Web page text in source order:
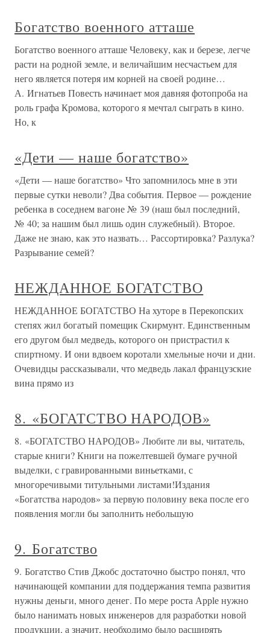
Богатство военного атташе
Богатство военного атташе Человеку, как и березе, легче
расти на родной земле, и величайшим несчастьем для
него является потеря им корней на своей родине…
А. Игнатьев Повесть начинает моя давняя фотопроба на
роль графа Кромова, которого я мечтал сыграть в кино.
Но, к
«Дети — наше богатство»
«Дети — наше богатство» Что запомнилось мне в эти
первые сутки неволи? Два события. Первое — рождение
ребенка в соседнем вагоне № 39 (наш был последний,
№ 40; за нашим был лишь один служебный). Второе.
Даже не знаю, как это назвать… Рассортировка? Разлука?
Разрывание семей?
НЕЖДАННОЕ БОГАТСТВО
НЕЖДАННОЕ БОГАТСТВО На хуторе в Перекопских
степях жил богатый помещик Скирмунт. Единственным
его другом был медведь, которого он пристрастил к
спиртному. И они вдвоем коротали хмельные ночи и дни.
Очевидцы рассказывали, что медведь лакал французские
вина прямо из
8. «БОГАТСТВО НАРОДОВ»
8. «БОГАТСТВО НАРОДОВ» Любите ли вы, читатель,
старые книги? Книги на пожелтевшей бумаге ручной
выделки, с гравированными виньетками, с
многоречивыми титульными листами!Издания
«Богатства народов» за первую половину века после его
появления могли бы заполнить небольшую
9. Богатство
9. Богатство Стив Джобс достаточно быстро понял, что
начинающей компании для поддержания темпа развития
нужны деньги, много денег. По мере роста Аррlе нужно
было нанимать новых инженеров для разработки новой
продукции, а значит, необходимо было расширять